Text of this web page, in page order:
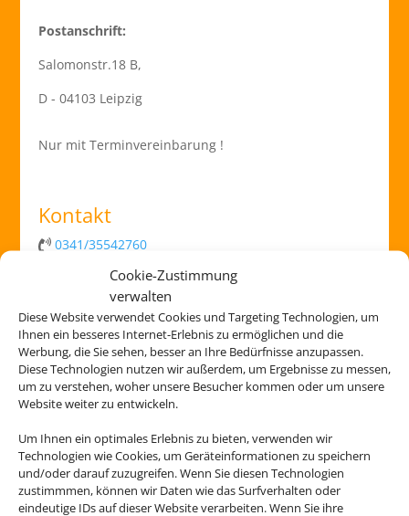
Cookie-Zustimmung
verwalten
Diese Website verwendet Cookies und Targeting Technologien, um
Ihnen ein besseres Internet-Erlebnis zu ermöglichen und die
Werbung, die Sie sehen, besser an Ihre Bedürfnisse anzupassen.
Diese Technologien nutzen wir außerdem, um Ergebnisse zu messen,
um zu verstehen, woher unsere Besucher kommen oder um unsere
Website weiter zu entwickeln.
Um Ihnen ein optimales Erlebnis zu bieten, verwenden wir
Technologien wie Cookies, um Geräteinformationen zu speichern
und/oder darauf zuzugreifen. Wenn Sie diesen Technologien
zustimmmen, können wir Daten wie das Surfverhalten oder
eindeutige IDs auf dieser Website verarbeiten. Wenn Sie ihre
Postanschrift:
Salomonstr.18 B,
D - 04103 Leipzig
Nur mit Terminvereinbarung !
Kontakt
0341/35542760
0341/2229807
info@pack-den-koffer.de
Öffnungszeiten
Montag:
Dienstag:
00:00 - 23:45
Mittwoch:
00:00 - 23:45